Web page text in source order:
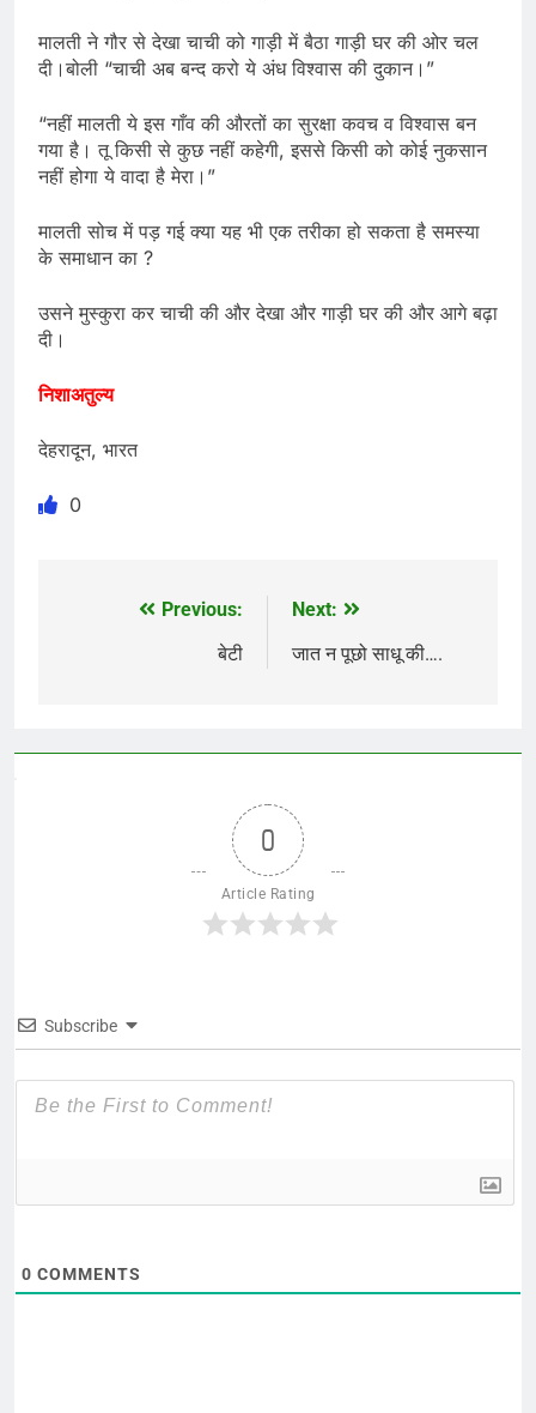
मालती ने गौर से देखा चाची को गाड़ी में बैठा गाड़ी घर की ओर चल
दी।बोली “चाची अब बन्द करो ये अंध विश्वास की दुकान।”
“नहीं मालती ये इस गाँव की औरतों का सुरक्षा कवच व विश्वास बन
गया है। तू किसी से कुछ नहीं कहेगी, इससे किसी को कोई नुकसान
नहीं होगा ये वादा है मेरा।”
मालती सोच में पड़ गई क्या यह भी एक तरीका हो सकता है समस्या
के समाधान का ?
उसने मुस्कुरा कर चाची की और देखा और गाड़ी घर की और आगे बढ़ा
दी।
निशाअतुल्य
देहरादून, भारत
0
Previous:
बेटी
Next:
जात न पूछो साधू की….
0
Article Rating
Subscribe
0 COMMENTS